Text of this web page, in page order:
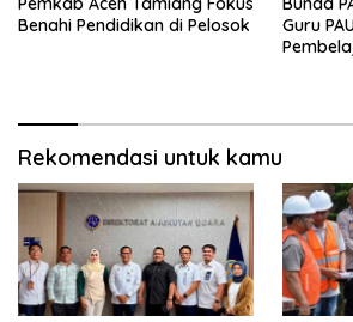
Benahi Pendidikan di Pelosok
Guru
Rekomendasi untuk kamu